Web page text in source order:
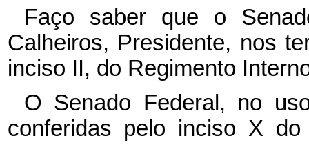
Faço saber que o
Calheiros, Presidente, nos
inciso II, do Regimento
O Senado Federal, no
conferidas pelo inciso X